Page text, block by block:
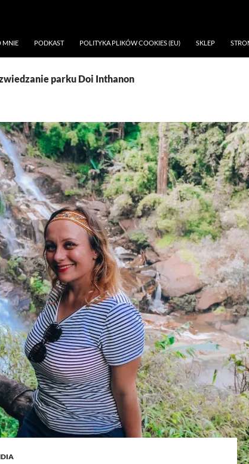
MNIE PODKAST POLITYKA PLIKÓW COOKIES (EU) SKLEP
parku Doi Inthanon